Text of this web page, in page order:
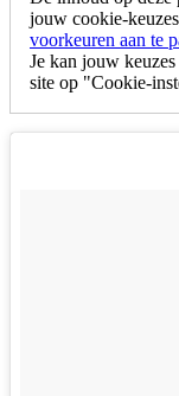
jouw cookie-
voorkeuren aan te
Je kan jouw
site op "Cookie-